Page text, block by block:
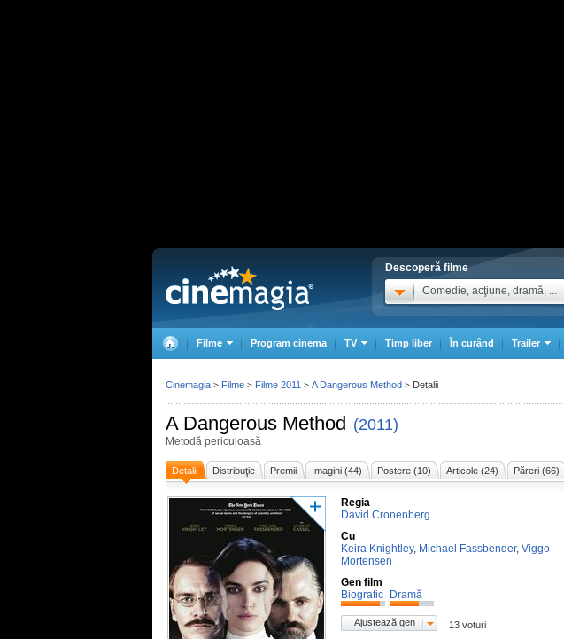
Descoperă filme
Comedie, acţiune, dramă, ...
Filme Program cinema TV Timp liber În curând Trailer
A Dangerous Method (2011)
Metodă periculoasă
Detalii Distribuţie Premii Imagini (44) Postere (10) Articole (24) Păreri (66)
Regia
David Cronenberg
Cu
Keira Knightley, Michael Fassbender, Viggo
Mortensen
Gen film
Biografic
Dramă
Ajustează gen 13 voturi
Cinemagia > Filme > Filme 2011 > A Dangerous Method > Detalii